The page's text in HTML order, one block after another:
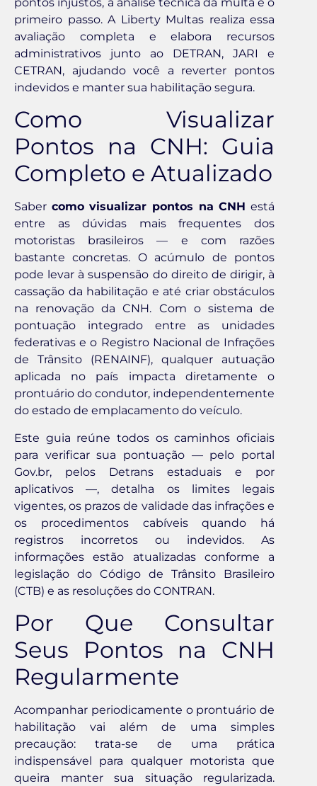
primeiro passo. A Liberty Multas realiza essa
avaliação completa e elabora recursos
administrativos junto ao DETRAN, JARI e
CETRAN, ajudando você a reverter pontos
indevidos e manter sua habilitação segura.
Como Visualizar
Pontos na CNH: Guia
Completo e Atualizado
Saber como visualizar pontos na CNH está
entre as dúvidas mais frequentes dos
motoristas brasileiros — e com razões
bastante concretas. O acúmulo de pontos
pode levar à suspensão do direito de dirigir, à
cassação da habilitação e até criar obstáculos
na renovação da CNH. Com o sistema de
pontuação integrado entre as unidades
federativas e o Registro Nacional de Infrações
de Trânsito (RENAINF), qualquer autuação
aplicada no país impacta diretamente o
prontuário do condutor, independentemente
do estado de emplacamento do veículo.
Este guia reúne todos os caminhos oficiais
para verificar sua pontuação — pelo portal
Gov.br, pelos Detrans estaduais e por
aplicativos —, detalha os limites legais
vigentes, os prazos de validade das infrações e
os procedimentos cabíveis quando há
registros incorretos ou indevidos. As
informações estão atualizadas conforme a
legislação do Código de Trânsito Brasileiro
(CTB) e as resoluções do CONTRAN.
Por Que Consultar
Seus Pontos na CNH
Regularmente
Acompanhar periodicamente o prontuário de
habilitação vai além de uma simples
precaução: trata-se de uma prática
indispensável para qualquer motorista que
queira manter sua situação regularizada.